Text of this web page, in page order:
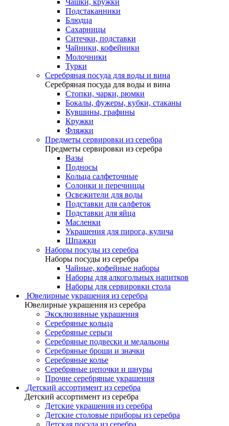
Чашки, кружки
Подстаканники
Блюдца
Сахарницы
Ситечки, подставки
Чайники, кофейники
Молочники
Турки
Серебряная посуда для воды и вина
Серебряная посуда для воды и вина
Стопки, чарки, рюмки
Бокалы, фужеры, кубки, стаканы
Кувшины, графины
Кружки
Фляжки
Предметы сервировки из серебра
Предметы сервировки из серебра
Вазы
Подносы
Кольца салфеточные
Солонки и перечницы
Освежители для воды
Подставки для салфеток
Подставки для яйца
Масленки
Украшения для пирога, кулича
Шпажки
Наборы посуды из серебра
Наборы посуды из серебра
Чайные, кофейные наборы
Наборы для алкогольных напитков
Наборы для сервировки стола
Ювелирные украшения из серебра
Ювелирные украшения из серебра
Эксклюзивные украшения
Серебряные кольца
Серебряные серьги
Серебряные подвески и медальоны
Серебряные броши и значки
Серебряные колье
Серебряные цепочки и шнуры
Прочие серебряные украшения
Детский ассортимент из серебра
Детский ассортимент из серебра
Детские украшения из серебра
Детские столовые приборы из серебра
Детская посуда из серебра